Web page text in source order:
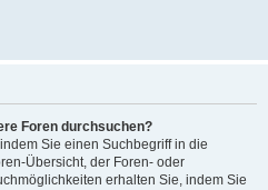
Foren durchsuchen?
Sie einen Suchbegriff in die
Übersicht, der Foren- oder
erhalten Sie, indem Sie